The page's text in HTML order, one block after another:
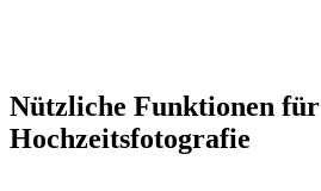
Nützliche Funktionen für
Hochzeitsfotografie